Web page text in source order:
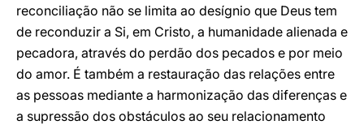
reconciliação não se limita ao desígnio que Deus tem
de reconduzir a Si, em Cristo, a humanidade alienada e
pecadora, através do perdão dos pecados e por meio
do amor. É também a restauração das relações entre
as pessoas mediante a harmonização das diferenças e
a supressão dos obstáculos ao seu relacionamento